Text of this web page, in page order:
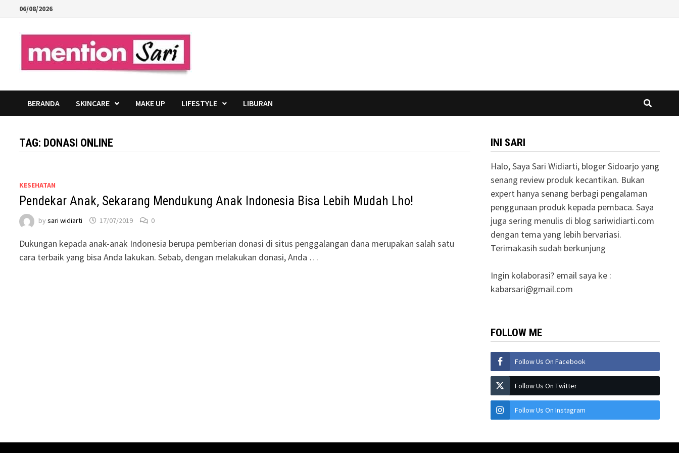
content
06/08/2026
BERANDA SKINCARE MAKE UP LIFESTYLE LIBURAN
TAG: DONASI ONLINE
KESEHATAN
Pendekar Anak, Sekarang Mendukung Anak Indonesia Bisa Lebih Mudah Lho!
bysari widiarti 17/07/2019 0
Dukungan kepada anak-anak Indonesia berupa pemberian donasi di situs penggalangan dana merupakan salah satu
cara terbaik yang bisa Anda lakukan. Sebab, dengan melakukan donasi, Anda …
INI SARI
Halo, Saya Sari Widiarti, bloger Sidoarjo yang
senang review produk kecantikan. Bukan
expert hanya senang berbagi pengalaman
penggunaan produk kepada pembaca. Saya
juga sering menulis di blog sariwidiarti.com
dengan tema yang lebih bervariasi.
Terimakasih sudah berkunjung
Ingin kolaborasi? email saya ke :
kabarsari@gmail.com
FOLLOW ME
Follow Us On Facebook
Follow Us On Twitter
Follow Us On Instagram